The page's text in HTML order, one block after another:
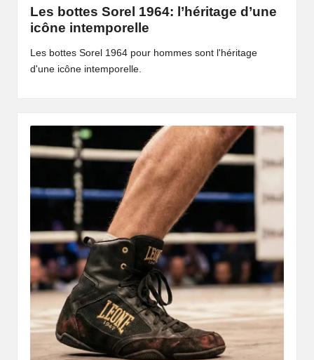
Les bottes Sorel 1964: l’héritage d’une
icône intemporelle
Les bottes Sorel 1964 pour hommes sont l'héritage
d'une icône intemporelle.